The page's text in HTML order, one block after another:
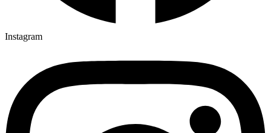
Instagram